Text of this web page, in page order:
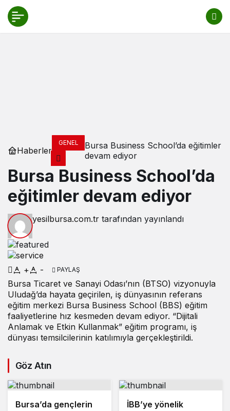
Haberler
GENEL
Bursa Business School’da eğitimler
devam ediyor
Bursa Business School’da
eğitimler devam ediyor
yesilbursa.com.tr tarafından yayınlandı
+ - PAYLAŞ
Bursa Ticaret ve Sanayi Odası’nın (BTSO) vizyonuyla
Uludağ’da hayata geçirilen, iş dünyasının referans
eğitim merkezi Bursa Business School (BBS) eğitim
faaliyetlerine hız kesmeden devam ediyor. “Dijitali
Anlamak ve Etkin Kullanmak” eğitim programı, iş
dünyası temsilcilerinin katılımıyla gerçekleştirildi.
Göz Atın
Bursa’da gençlerin
İBB’ye yönelik